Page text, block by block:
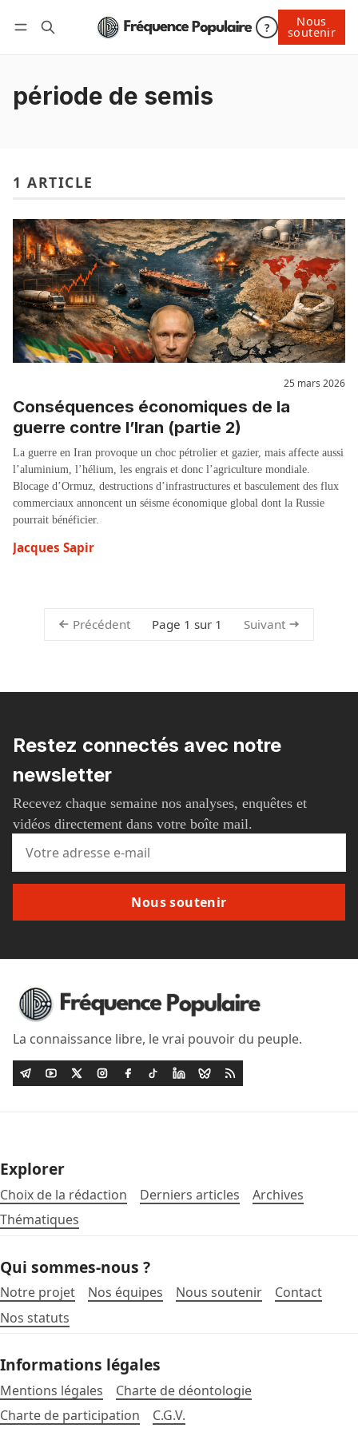
? Nous
soutenir
Nous soutenir
période de semis
1 ARTICLE
25 mars 2026
Conséquences économiques de la
guerre contre l’Iran (partie 2)
La guerre en Iran provoque un choc pétrolier et gazier, mais affecte aussi
l’aluminium, l’hélium, les engrais et donc l’agriculture mondiale.
Blocage d’Ormuz, destructions d’infrastructures et basculement des flux
commerciaux annoncent un séisme économique global dont la Russie
pourrait bénéficier.
Jacques Sapir
Précédent Page 1 sur 1 Suivant
Restez connectés avec notre
newsletter
Recevez chaque semaine nos analyses, enquêtes et
vidéos directement dans votre boîte mail.
Nous soutenir
La connaissance libre, le vrai pouvoir du peuple.
Explorer
Choix de la rédaction Derniers articles
Archives
Thématiques
Qui sommes-nous ?
Notre projet Nos équipes Nous soutenir
Contact
Nos statuts
Informations légales
Mentions légales
Charte de déontologie
Charte de participation
C.G.V.